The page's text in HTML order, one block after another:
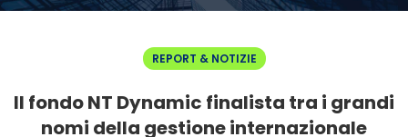
REPORT & NOTIZIE
Il fondo NT Dynamic finalista tra i grandi
nomi della gestione internazionale